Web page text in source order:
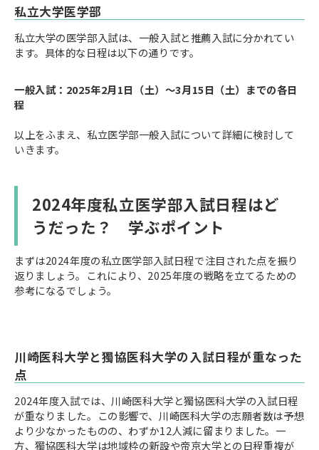
私立大学医学部
私立大学の医学部入試は、一般入試と推薦入試に分かれてい
ます。具体的な日程は以下の通りです。
一般入試：2025年2月1日（土）〜3月15日（土）までの各日
程
以上をふまえ、私立医学部一般入試について詳細に検討して
いきます。
2024年度私立医学部入試日程はど
うだった？ 学ぶポイント
まずは2024年度の私立医学部入試日程で注目された点を振り
返りましょう。これにより、2025年度の戦略を立てるための
参考になるでしょう。
川崎医科大学と獨協医科大学の入試日程が重なった
点
2024年度入試では、川崎医科大学と獨協医科大学の入試日程
が重なりました。この影響で、川崎医科大学の志願者数は予想
より少なかったものの、わずか12人減に留まりました。一
方、獨協医科大学は地域枠の新設や帝京大学との日程重複が